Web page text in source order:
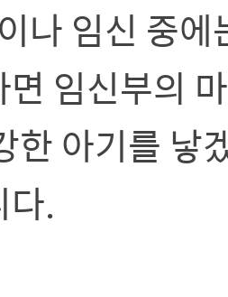
나 임신 중
임신부의
한 아기를 낳
다.